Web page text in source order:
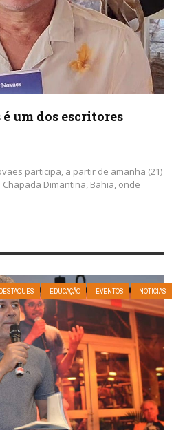
um dos escritores
participa, a partir de amanhã (21)
Dimantina, Bahia, onde
DESTAQUES EDUCAÇÃO EVENTOS NOTÍCIAS